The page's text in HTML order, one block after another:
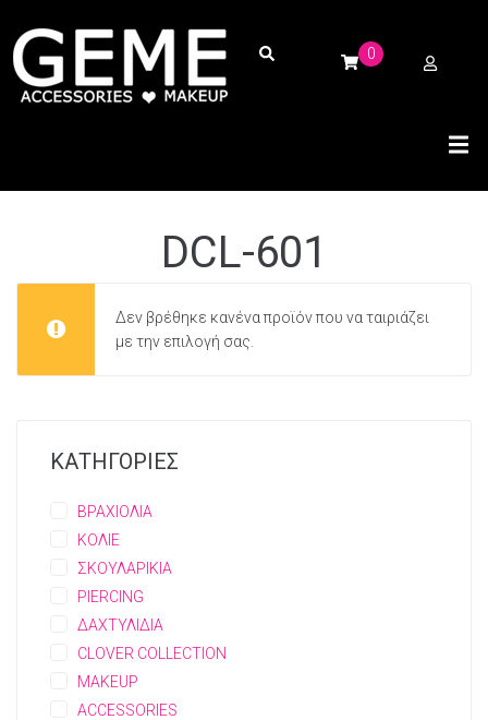
0
DCL-601
Δεν βρέθηκε κανένα προϊόν που να ταιριάζει
με την επιλογή σας.
ΚΑΤΗΓΟΡΙΕΣ
ΒΡΑΧΙΟΛΙΑ
ΚΟΛΙΕ
ΣΚΟΥΛΑΡΙΚΙΑ
PIERCING
ΔΑΧΤΥΛΙΔΙΑ
CLOVER COLLECTION
MAKEUP
ACCESSORIES